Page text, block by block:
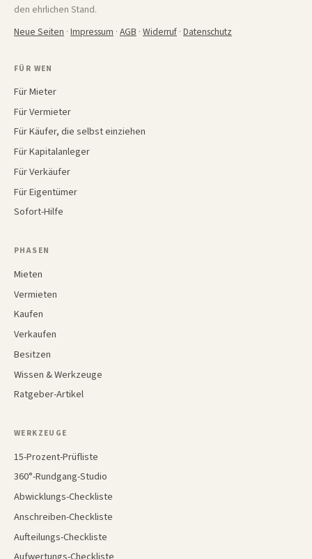
den ehrlichen Stand.
Neue Seiten · Impressum · AGB · Widerruf · Datenschutz
FÜR WEN
Für Mieter
Für Vermieter
Für Käufer, die selbst einziehen
Für Kapitalanleger
Für Verkäufer
Für Eigentümer
Sofort-Hilfe
PHASEN
Mieten
Vermieten
Kaufen
Verkaufen
Besitzen
Wissen & Werkzeuge
Ratgeber-Artikel
WERKZEUGE
15-Prozent-Prüfliste
360°-Rundgang-Studio
Abwicklungs-Checkliste
Anschreiben-Checkliste
Aufteilungs-Checkliste